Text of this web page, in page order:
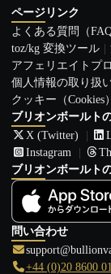
ページリンク
よくある質問（
toz/kg 変換ツール
アフェリエイトプ
個人情報の取り扱
クッキー（Cookies
ブリオンボールト
X (Twitter)
Instagram
ブリオンボールト
問い合わせ
+44 (0)20 8600